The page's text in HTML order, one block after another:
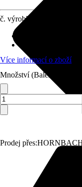
Prodej přes:
č. výrobku
Více informací o zboží
Množství (Balení)